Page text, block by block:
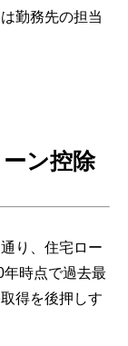
勤務先の担当
ン控除
り、住宅ロー
年時点で過去最
得を後押しす